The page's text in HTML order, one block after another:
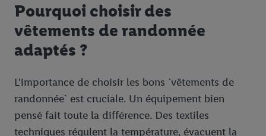
Pourquoi choisir des
vêtements de randonnée
adaptés ?
L'importance de choisir les bons `vêtements de
randonnée` est cruciale. Un équipement bien
pensé fait toute la différence. Des textiles
techniques régulent la température, évacuent la